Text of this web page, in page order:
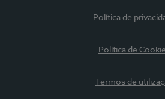
Política de
Política de
Termos de